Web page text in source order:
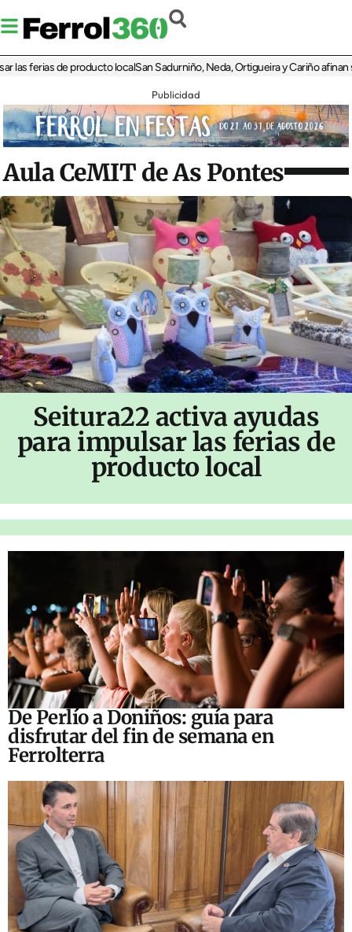
ferias de producto localSan Sadurniño, Neda, Ortigueira y Cariño afinan sus
Publicidad
Aula CeMIT de As Pontes
Seitura22 activa ayudas
para impulsar las ferias de
producto local
De Perlío a Doniños: guía para
disfrutar del fin de semana en
Ferrolterra